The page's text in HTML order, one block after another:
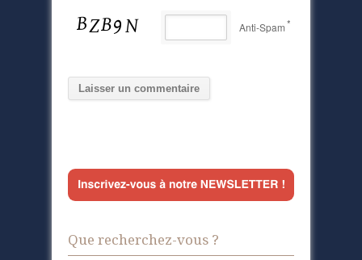
Anti-Spam*
Que recherchez-vous ?